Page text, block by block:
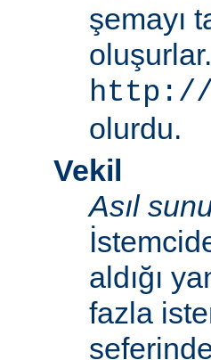
şemayı
http://
olurdu.
Vekil
Asıl
aldığı
fazla